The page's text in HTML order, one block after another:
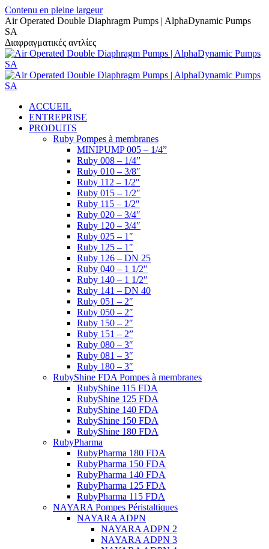
Contenu en pleine largeur
Air Operated Double Diaphragm Pumps | AlphaDynamic Pumps
SA
Διαφραγματικές αντλίες
ACCUEIL
ENTREPRISE
PRODUITS
Ruby Pompes à membranes
MINIPUMP 005 – 1/4”
Ruby 008 – 1/4”
Ruby 010 – 3/8″
Ruby 112 – 1/2″
Ruby 015 – 1/2″
Ruby 115 – 1/2″
Ruby 020 – 3/4″
Ruby 120 – 3/4″
Ruby 025 – 1″
Ruby 125 – 1″
Ruby 126 – DN 25
Ruby 040 – 1 1/2″
Ruby 140 – 1 1/2″
Ruby 141 – DN 40
Ruby 051 – 2″
Ruby 050 – 2″
Ruby 150 – 2″
Ruby 151 – 2”
Ruby 080 – 3″
Ruby 081 – 3″
Ruby 180 – 3″
RubyShine FDA Pompes à membranes
RubyShine 115 FDA
RubyShine 125 FDA
RubyShine 140 FDA
RubyShine 150 FDA
RubyShine 180 FDA
RubyPharma
RubyPharma 180 FDA
RubyPharma 150 FDA
RubyPharma 140 FDA
RubyPharma 125 FDA
RubyPharma 115 FDA
NAYARA Pompes Péristaltiques
NAYARA ADPN
NAYARA ADPN 2
NAYARA ADPN 3